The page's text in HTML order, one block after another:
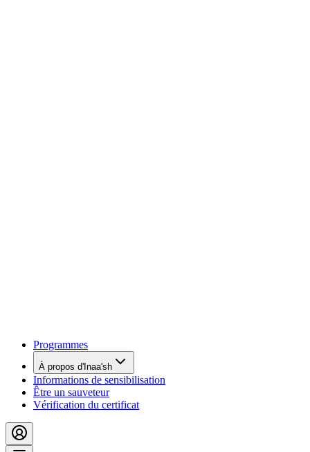
Programmes
À propos d'Inaa'sh
Informations de sensibilisation
Être un sauveteur
Vérification du certificat